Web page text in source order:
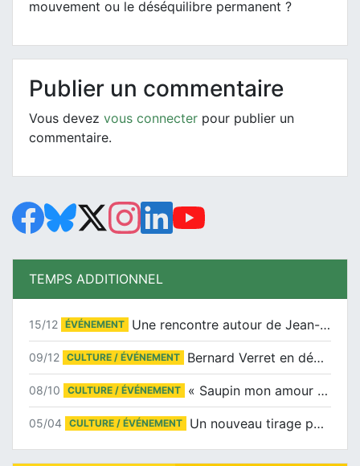
mouvement ou le déséquilibre permanent ?
Publier un commentaire
Vous devez vous connecter pour publier un
commentaire.
TEMPS ADDITIONNEL
15/12 ÉVÉNEMENT Une rencontre autour de Jean-Claude Suaudeau
09/12 CULTURE / ÉVÉNEMENT Bernard Verret en dédicaces le samedi 13 décembre à l’Espace Culturel Atlantis
08/10 CULTURE / ÉVÉNEMENT « Saupin mon amour » au salon du livre de Trentemoult
05/04 CULTURE / ÉVÉNEMENT Un nouveau tirage pour le Docu-BD